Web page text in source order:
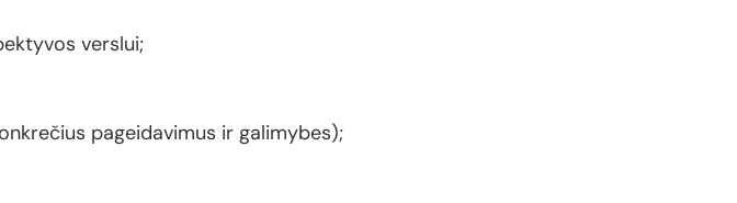
verslui;
pageidavimus ir galimybes);